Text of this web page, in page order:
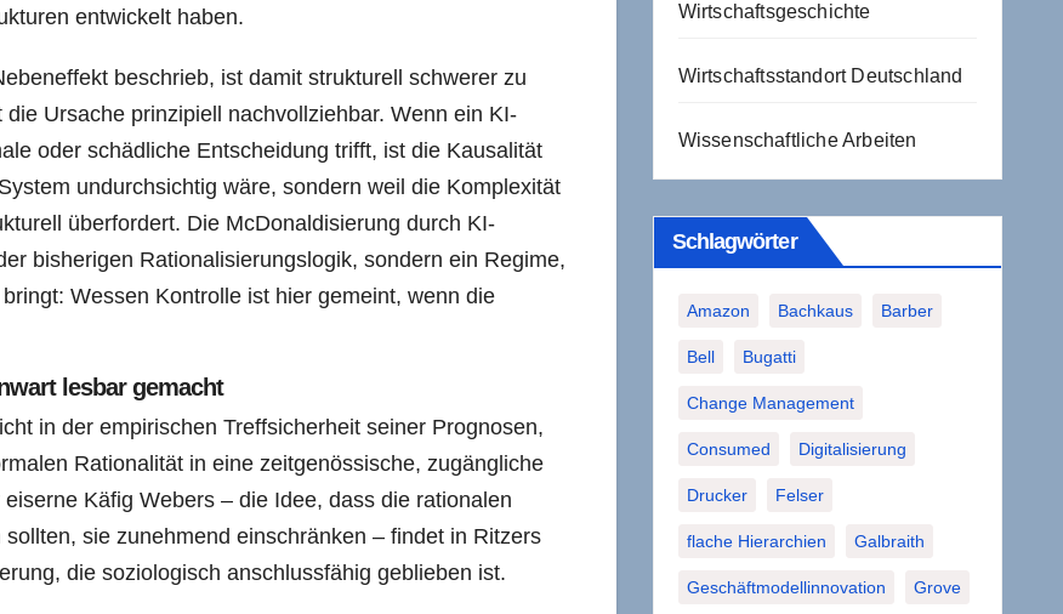
entwickelt haben.
beschrieb, ist damit strukturell schwerer zu
Ursache prinzipiell nachvollziehbar. Wenn ein KI-
oder schädliche Entscheidung trifft, ist die Kausalität
undurchsichtig wäre, sondern weil die Komplexität
überfordert. Die McDonaldisierung durch KI-
bisherigen Rationalisierungslogik, sondern ein Regime,
Wessen Kontrolle ist hier gemeint, wenn die
lesbar gemacht
in der empirischen Treffsicherheit seiner Prognosen,
Rationalität in eine zeitgenössische, zugängliche
Käfig Webers – die Idee, dass die rationalen
sie zunehmend einschränken – findet in Ritzers
die soziologisch anschlussfähig geblieben ist.
Wirtschaftsgeschichte
Wirtschaftsstandort Deutschland
Wissenschaftliche Arbeiten
Schlagwörter
Amazon Bachkaus Barber
Bell Bugatti
Change Management
Consumed Digitalisierung
Drucker Felser
flache Hierarchien Galbraith
Geschäftmodellinnovation Grove